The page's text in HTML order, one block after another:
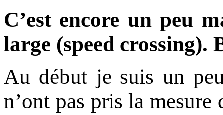
C’est encore un peu
large (speed crossing).
Au début je suis un
n’ont pas pris la